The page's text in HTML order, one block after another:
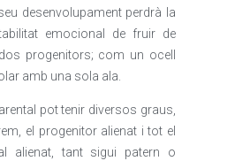
desenvolupament perdrà la
emocional de fruir de
progenitors; com un ocell
amb una sola ala.
pot tenir diversos graus,
el progenitor alienat i tot el
alienat, tant sigui patern o